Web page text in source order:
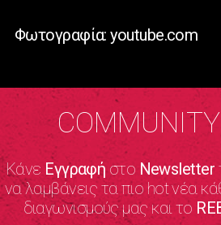
Φωτογραφία: youtube.com
Κάνε Εγγραφήστο Newsletter
να λαμβάνεις τα πιο hot νέα
διαγωνισμούς μας και το